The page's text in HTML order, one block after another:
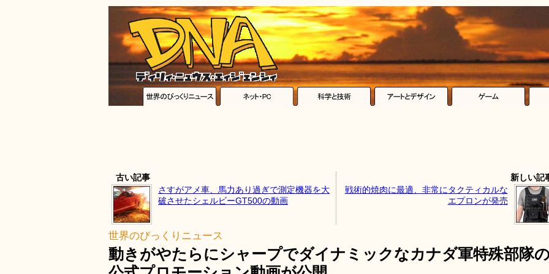
古い記事
さすがアメ車、馬力あり過ぎで測定機器を大
破させたシェルビーGT500の動画
新しい記
戦術的焼肉に最適、非常にタクティカルな
エプロンが発売
世界のびっくりニュース
動きがやたらにシャープでダイナミックなカナダ軍特殊部隊